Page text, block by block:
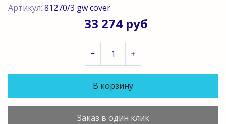
Артикул: 81270/3 gw cover
33 274 руб
В корзину
Заказ в один клик